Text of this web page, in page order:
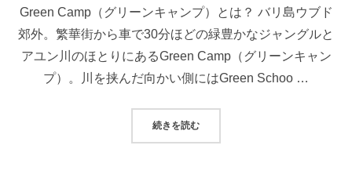
Green Camp（グリーンキャンプ）とは？ バリ島ウブド
郊外。繁華街から車で30分ほどの緑豊かなジャングルと
アユン川のほとりにあるGreen Camp（グリーンキャン
プ）。川を挟んだ向かい側にはGreen Schoo …
続きを読む“未来のための旅～インドネシア